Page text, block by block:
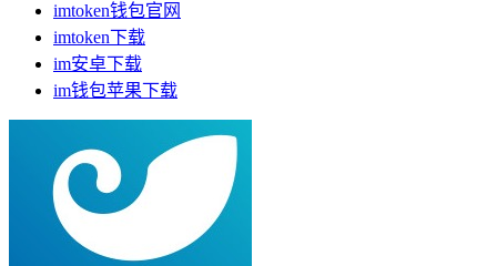
imtoken钱包官网
imtoken下载
im安卓下载
im钱包苹果下载